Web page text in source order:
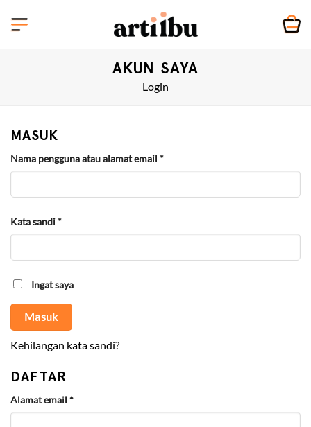
AKUN SAYA
Login
MASUK
Nama pengguna atau alamat email *Wajib
Kata sandi*Wajib
Ingat saya
Masuk
Kehilangan kata sandi?
DAFTAR
Alamat email *Wajib